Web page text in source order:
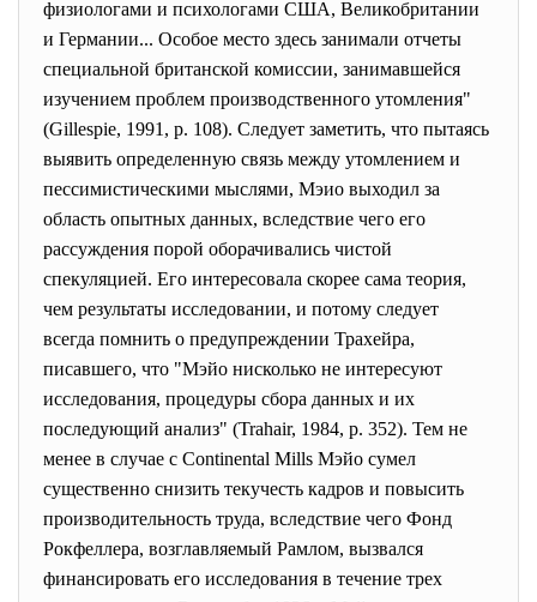
физиологами и психологами США, Великобритании
и Германии... Особое место здесь занимали отчеты
специальной британской комиссии, занимавшейся
изучением проблем производственного утомления"
(Gillespie, 1991, р. 108). Следует заметить, что пытаясь
выявить определенную связь между утомлением и
пессимистическими мыслями, Мэио выходил за
область опытных данных, вследствие чего его
рассуждения порой оборачивались чистой
спекуляцией. Его интересовала скорее сама теория,
чем результаты исследовании, и потому следует
всегда помнить о предупреждении Трахейра,
писавшего, что "Мэйо нисколько не интересуют
исследования, процедуры сбора данных и их
последующий анализ" (Trahair, 1984, р. 352). Тем не
менее в случае с Continental Mills Мэйо сумел
существенно снизить текучесть кадров и повысить
производительность труда, вследствие чего Фонд
Рокфеллера, возглавляемый Рамлом, вызвался
финансировать его исследования в течение трех